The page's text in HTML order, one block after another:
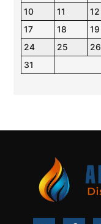
10
11 12
17
18 19
24
25 26
31